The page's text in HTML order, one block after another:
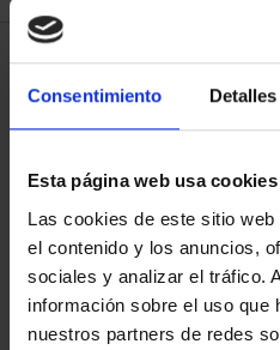
Consentimiento Detalles
Esta página web usa cookies
Las cookies de este sitio
el contenido y los anuncios,
sociales y analizar el tráfico.
información sobre el uso que
nuestros partners de redes
5 Productos encontrados